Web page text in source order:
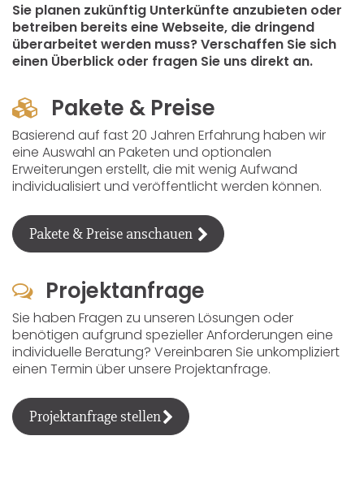
Sie planen zukünftig Unterkünfte anzubieten oder
betreiben bereits eine Webseite, die dringend
überarbeitet werden muss? Verschaffen Sie sich
einen Überblick oder fragen Sie uns direkt an.
Pakete & Preise
Basierend auf fast 20 Jahren Erfahrung haben wir
eine Auswahl an Paketen und optionalen
Erweiterungen erstellt, die mit wenig Aufwand
individualisiert und veröffentlicht werden können.
Pakete & Preise anschauen
Projektanfrage
Sie haben Fragen zu unseren Lösungen oder
benötigen aufgrund spezieller Anforderungen eine
individuelle Beratung? Vereinbaren Sie unkompliziert
einen Termin über unsere Projektanfrage.
Projektanfrage stellen